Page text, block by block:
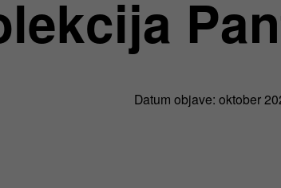
Datum objave: oktober